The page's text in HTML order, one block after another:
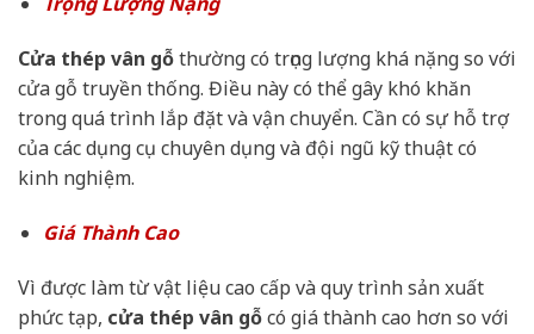
Cửa thép vân gỗthường có trọng lượng khá nặng so với
cửa gỗ truyền thống. Điều này có thể gây khó khăn
trong quá trình lắp đặt và vận chuyển. Cần có sự hỗ trợ
của các dụng cụ chuyên dụng và đội ngũ kỹ thuật có
kinh nghiệm.
Giá Thành Cao
Vì được làm từ vật liệu cao cấp và quy trình sản xuất
phức tạp, cửa thép vân gỗcó giá thành cao hơn so với